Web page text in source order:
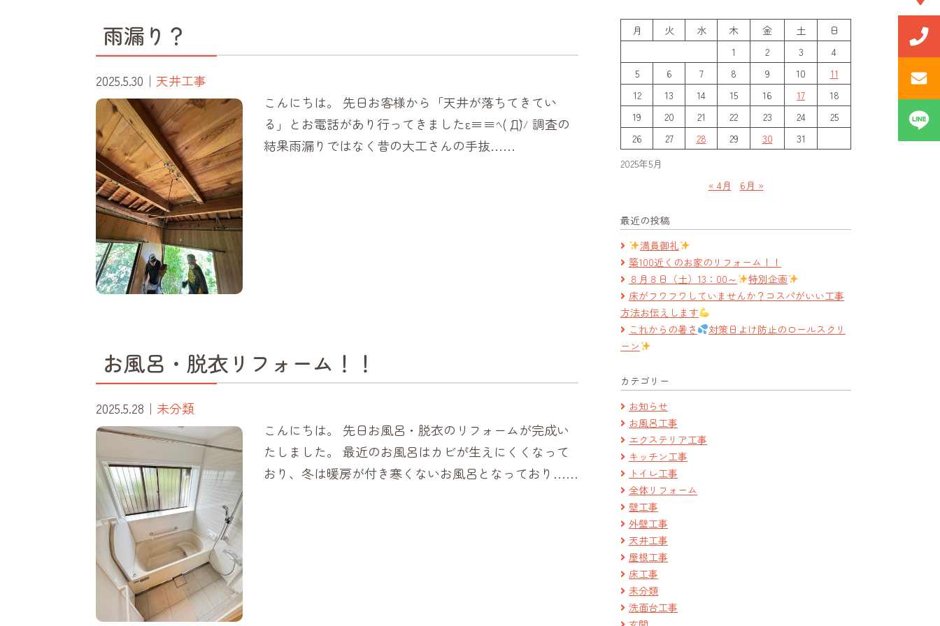
雨漏り？
2025.5.30 ｜ 天井工事
こんにちは。 先日お客様から「天井が落ちてきてい
る」とお電話があり行ってきましたε≡≡ﾍ( ´Д`)ﾉ 調査の
結果雨漏りではなく昔の大工さんの手抜……
お風呂・脱衣リフォーム！！
2025.5.28 ｜ 未分類
こんにちは。 先日お風呂・脱衣のリフォームが完成い
たしました。 最近のお風呂はカビが生えにくくなって
おり、冬は暖房が付き寒くないお風呂となっており……
2025年5月
月 火 水 木 金 土
日
1
2 3
4
5
6 7 8 9 10
11
12
13 14 15 16 17
18
19
20 21 22 23 24
25
26
27 28 29 30 31
« 4月 6月 »
最近の投稿
満員御礼
築100近くのお家のリフォーム！！
８月８日（土）13：00～
特別企画
床がフワフワしていませんか？コスパがいい工事
方法お伝えします
これからの暑さ
対策日よけ防止のロールスクリ
ーン
カテゴリー
お知らせ
お風呂工事
エクステリア工事
キッチン工事
トイレ工事
全体リフォーム
壁工事
外壁工事
天井工事
屋根工事
床工事
未分類
洗面台工事